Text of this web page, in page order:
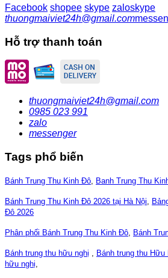
Facebook shopee skype zaloskype
thuongmaiviet24h@gmail.com
Hỗ trợ thanh toán
thuongmaiviet24h@gmail.com
0985 023 991
zalo
messenger
Tags phổ biến
Bánh Trung Thu Kinh Đô Banh Trung Thu
Bánh Trung Thu Kinh Đô 2026 tại Hà Nội
Đô 2026
Phân phối Bánh Trung Thu Kinh Đô Bánh
Bánh trung thu hữu nghị Bánh trung thu Hữu
hữu nghị